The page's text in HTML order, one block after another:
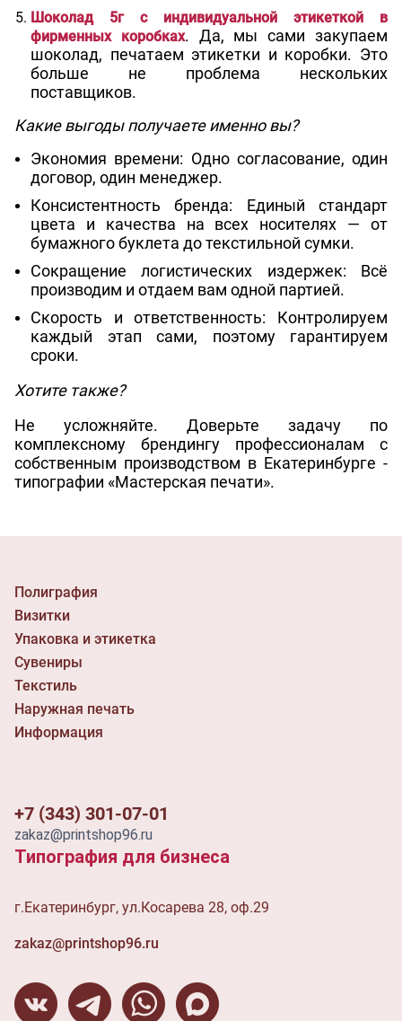
Шоколад 5г с индивидуальной этикеткой в
фирменных коробках. Да, мы сами закупаем
шоколад, печатаем этикетки и коробки. Это
больше не проблема нескольких
поставщиков.
Какие выгоды получаете именно вы?
Экономия времени: Одно согласование, один
договор, один менеджер.
Консистентность бренда:
Единый стандарт
цвета и качества на всех носителях — от
бумажного буклета до текстильной сумки.
Сокращение логистических издержек:
Всё
производим и отдаем вам одной партией.
Скорость и ответственность:
Контролируем
каждый этап сами, поэтому гарантируем
сроки.
Хотите также?
Не усложняйте. Доверьте задачу по
комплексному брендингу профессионалам с
собственным производством в Екатеринбурге -
типографии «Мастерская печати».
Полиграфия
Визитки
Упаковка и этикетка
Сувениры
Текстиль
Наружная печать
Информация
+7 (343) 301-07-01
zakaz@printshop96.ru
Типография для бизнеса
г.Екатеринбург, ул.Косарева 28, оф.29
zakaz@printshop96.ru